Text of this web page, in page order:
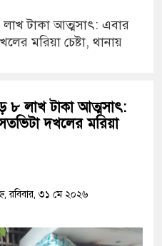
লাখ টাকা আত্মসাৎ: এবার
মরিয়া চেষ্টা, থানায়
৮ লাখ টাকা আত্মসাৎ:
দখলের মরিয়া
৩১ মে ২০২৬